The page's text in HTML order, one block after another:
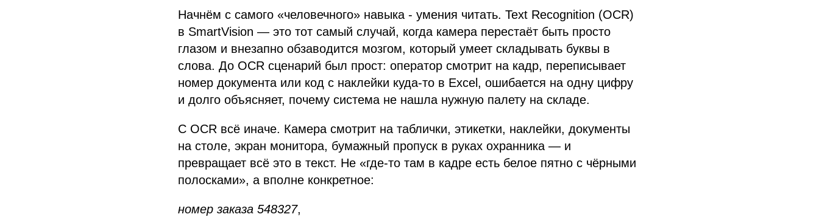
Начнём с самого «человечного» навыка - умения читать. Text Recognition (OCR)
в SmartVision — это тот самый случай, когда камера перестаёт быть просто
глазом и внезапно обзаводится мозгом, который умеет складывать буквы в
слова. До OCR сценарий был прост: оператор смотрит на кадр, переписывает
номер документа или код с наклейки куда-то в Excel, ошибается на одну цифру
и долго объясняет, почему система не нашла нужную палету на складе.
С OCR всё иначе. Камера смотрит на таблички, этикетки, наклейки, документы
на столе, экран монитора, бумажный пропуск в руках охранника — и
превращает всё это в текст. Не «где-то там в кадре есть белое пятно с чёрными
полосками», а вполне конкретное:
номер заказа 548327,